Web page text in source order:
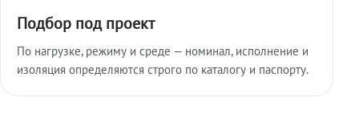
Подбор под проект
По нагрузке, режиму и среде — номинал, исполнение и
изоляция определяются строго по каталогу и паспорту.